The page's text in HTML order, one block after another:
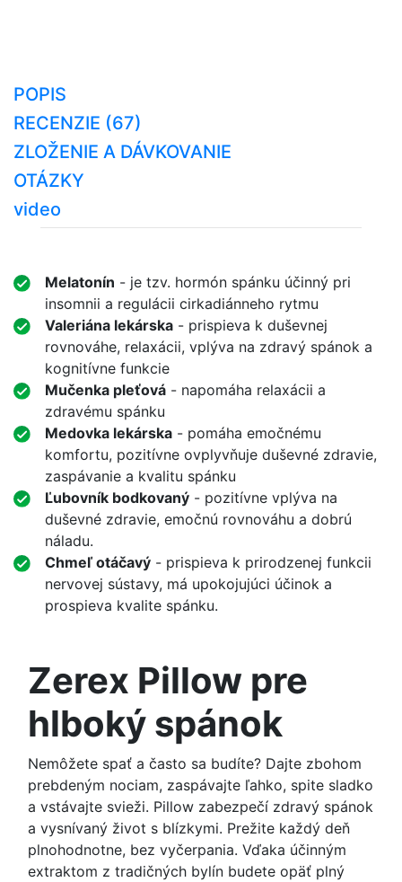
POPIS
RECENZIE (67)
ZLOŽENIE A DÁVKOVANIE
OTÁZKY
video
Melatonín - je tzv. hormón spánku účinný pri
insomnii a regulácii cirkadiánneho rytmu
Valeriána lekárska - prispieva k duševnej
rovnováhe, relaxácii, vplýva na zdravý spánok a
kognitívne funkcie
Mučenka pleťová - napomáha relaxácii a
zdravému spánku
Medovka lekárska - pomáha emočnému
komfortu, pozitívne ovplyvňuje duševné zdravie,
zaspávanie a kvalitu spánku
Ľubovník bodkovaný - pozitívne vplýva na
duševné zdravie, emočnú rovnováhu a dobrú
náladu.
Chmeľ otáčavý - prispieva k prirodzenej funkcii
nervovej sústavy, má upokojujúci účinok a
prospieva kvalite spánku.
Zerex Pillow pre
hlboký spánok
Nemôžete spať a často sa budíte? Dajte zbohom
prebdeným nociam, zaspávajte ľahko, spite sladko
a vstávajte svieži. Pillow zabezpečí zdravý spánok
a vysnívaný život s blízkymi. Prežite každý deň
plnohodnotne, bez vyčerpania. Vďaka účinným
extraktom z tradičných bylín budete opäť plný